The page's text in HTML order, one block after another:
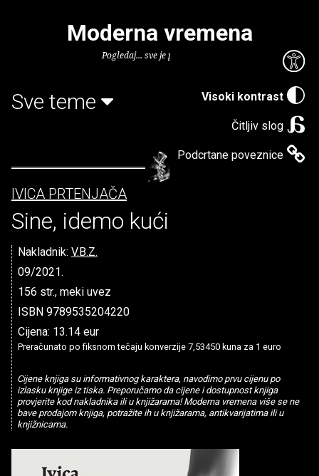
Visoki kontrast
Čitljiv slog
Podcrtane poveznice
Moderna vremena
Pogledaj... sve je puno knjiga.
Sve teme
IVICA PRTENJAČA
Sine, idemo kući
Nakladnik: V.B.Z.
09/2021.
156 str., meki uvez
ISBN 9789535204220
Cijena: 13.14 eur
Preračunato po fiksnom tečaju konverzije 7,53450 kuna za 1 euro
Cijene knjiga su informativnog karaktera, navodimo prvu cijenu po
izlasku knjige iz tiska. Preporučamo da cijene i dostupnost knjiga
provjerite kod nakladnika ili u knjižarama! Moderna vremena više se ne
bave prodajom knjiga, potražite ih u knjižarama, antikvarijatima ili u
knjižnicama.